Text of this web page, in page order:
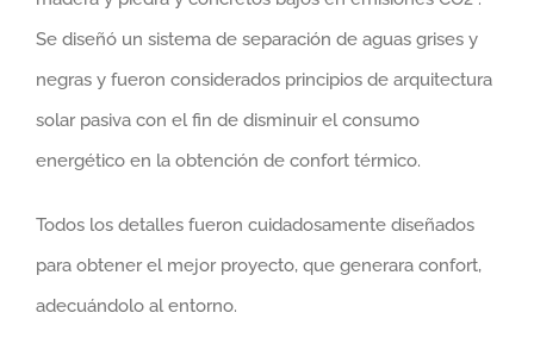
Se diseñó un sistema de separación de aguas grises y
negras y fueron considerados principios de arquitectura
solar pasiva con el fin de disminuir el consumo
energético en la obtención de confort térmico.
Todos los detalles fueron cuidadosamente diseñados
para obtener el mejor proyecto, que generara confort,
adecuándolo al entorno.